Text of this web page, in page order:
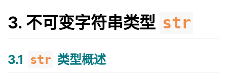
3. 不可变字符串类型 str
3.1 str 类型概述